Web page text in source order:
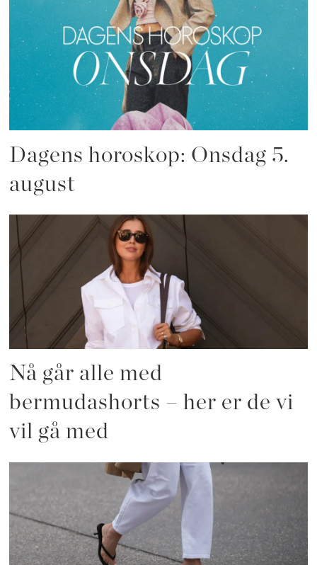
Dagens horoskop: Onsdag 5.
august
Nå går alle med
bermudashorts – her er de vi
vil gå med